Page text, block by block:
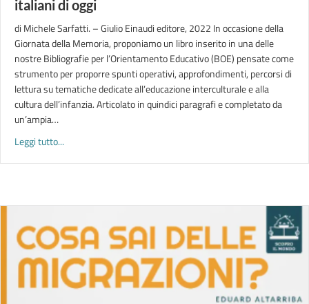
italiani di oggi
di Michele Sarfatti. – Giulio Einaudi editore, 2022 In occasione della
Giornata della Memoria, proponiamo un libro inserito in una delle
nostre Bibliografie per l’Orientamento Educativo (BOE) pensate come
strumento per proporre spunti operativi, approfondimenti, percorsi di
lettura su tematiche dedicate all’educazione interculturale e alla
cultura dell’infanzia. Articolato in quindici paragrafi e completato da
un’ampia…
Leggi tutto...